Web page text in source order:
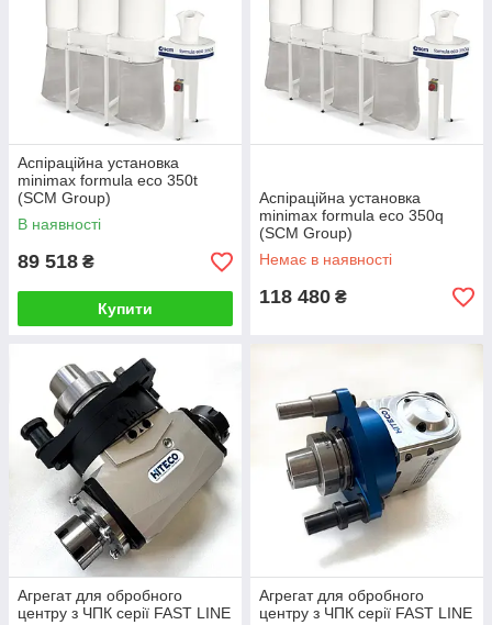
Аспіраційна установка
minimax formula eco 350t
(SCM Group)
В наявності
89 518 ₴
Купити
Аспіраційна установка
minimax formula eco 350q
(SCM Group)
Немає в наявності
118 480 ₴
Агрегат для обробного
центру з ЧПК серії FAST LINE
Агрегат для обробного
центру з ЧПК серії FAST LINE